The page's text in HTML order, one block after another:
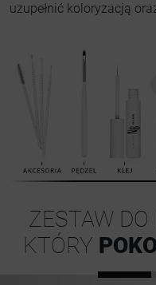
uzupełnić koloryzacją
ZESTAW
KTÓRY